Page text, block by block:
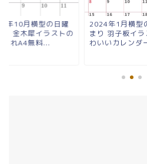
年10月横型の日曜
り 金木犀イラストの
ゃれA4無料...
2024年1月横型
まり 羽子板イ
わいいカレンダ